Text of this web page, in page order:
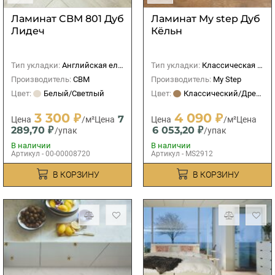
Ламинат CBM 801 Дуб
Лидеч
Тип укладки: Английская елка
Производитель: CBM
Цвет:
Белый/Светлый
Цена 3 300 ₽/м²Цена 7
289,70 ₽/упак
В наличии
Артикул - 00-00008720
В КОРЗИНУ
Ламинат My step Дуб
Кёльн
Тип укладки: Классическая (прямая)
Производитель: My Step
Цвет:
Классический/Древесный
Цена 4 090 ₽/м²Цена
6 053,20 ₽/упак
В наличии
Артикул - MS2912
В КОРЗИНУ